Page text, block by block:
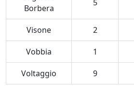
Borbera
5
Visone 2
Vobbia 1
Voltaggio 9